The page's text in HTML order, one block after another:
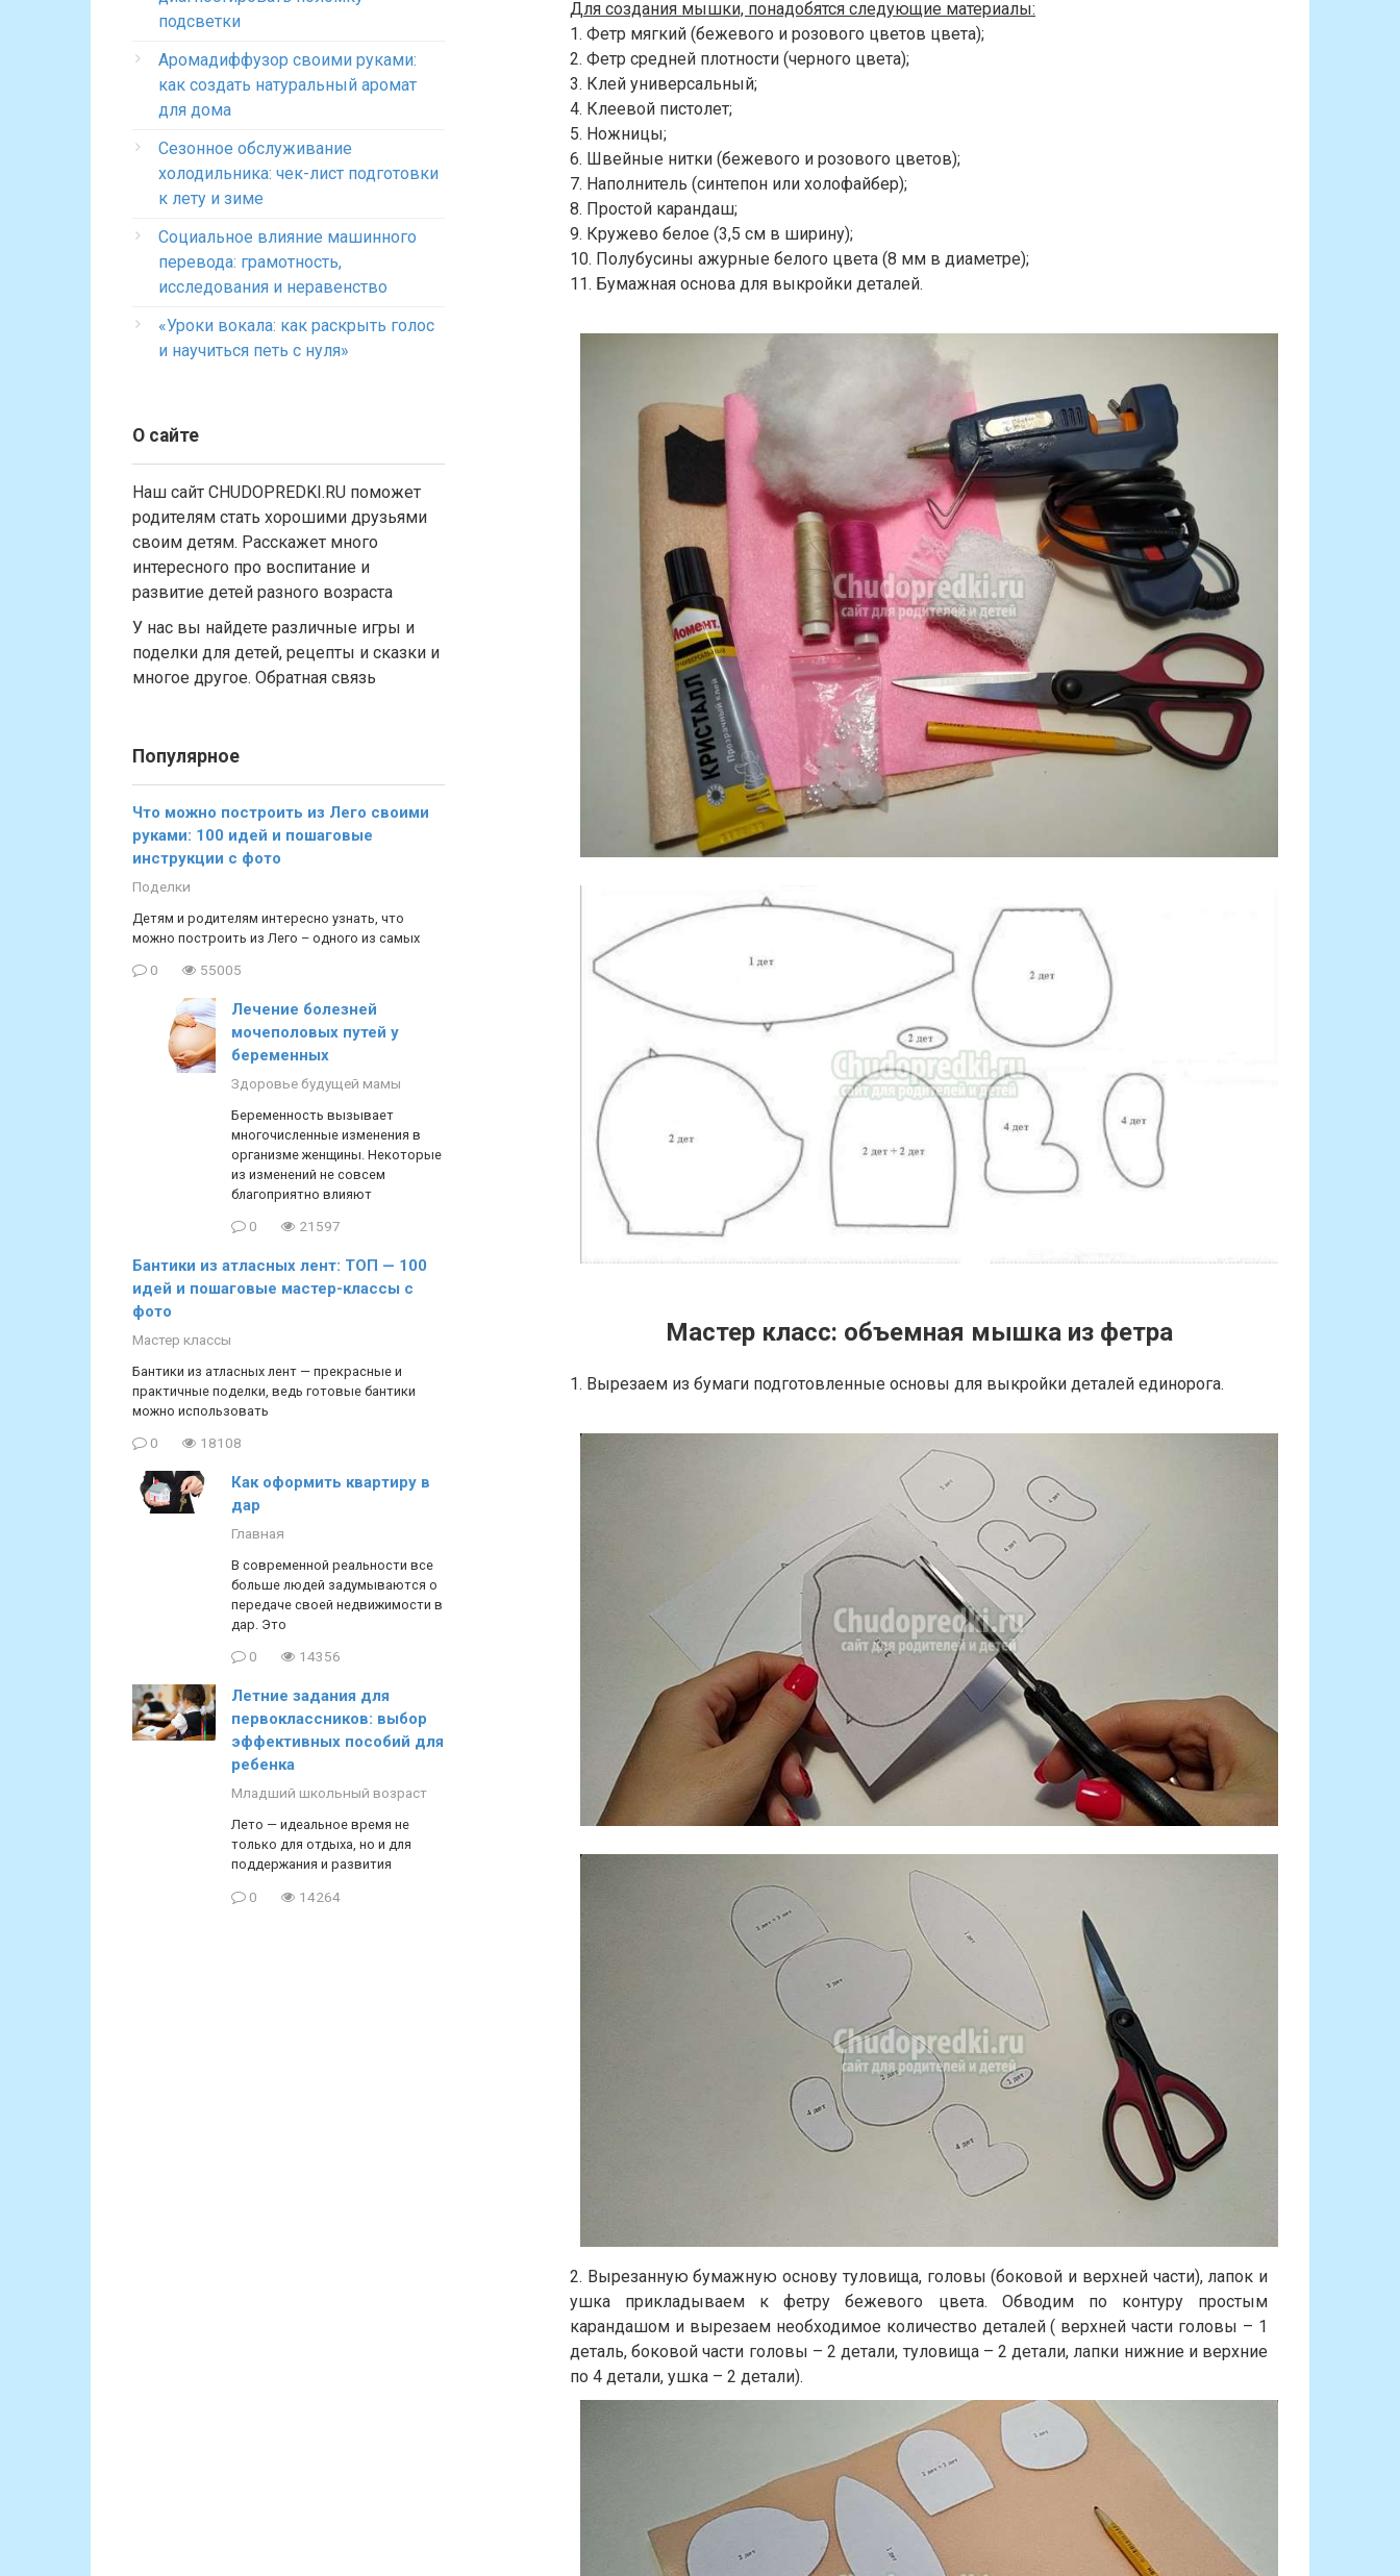
Для создания мышки, понадобятся следующие материалы:
1. Фетр мягкий (бежевого и розового цветов цвета);
2. Фетр средней плотности (черного цвета);
3. Клей универсальный;
4. Клеевой пистолет;
5. Ножницы;
6. Швейные нитки (бежевого и розового цветов);
7. Наполнитель (синтепон или холофайбер);
8. Простой карандаш;
9. Кружево белое (3,5 см в ширину);
10. Полубусины ажурные белого цвета (8 мм в диаметре);
11. Бумажная основа для выкройки деталей.
Мастер класс: объемная мышка из фетра
1. Вырезаем из бумаги подготовленные основы для выкройки деталей единорога.
2. Вырезанную бумажную основу туловища, головы (боковой и верхней части), лапок и
ушка прикладываем к фетру бежевого цвета. Обводим по контуру простым
карандашом и вырезаем необходимое количество деталей ( верхней части головы – 1
деталь, боковой части головы – 2 детали, туловища – 2 детали, лапки нижние и верхние
по 4 детали, ушка – 2 детали).
подсветки
Аромадиффузор своими руками:
как создать натуральный аромат
для дома
Сезонное обслуживание
холодильника: чек-лист подготовки
к лету и зиме
Социальное влияние машинного
перевода: грамотность,
исследования и неравенство
«Уроки вокала: как раскрыть голос
и научиться петь с нуля»
О сайте
Наш сайт CHUDOPREDKI.RU поможет
родителям стать хорошими друзьями
своим детям. Расскажет много
интересного про воспитание и
развитие детей разного возраста
У нас вы найдете различные игры и
поделки для детей, рецепты и сказки и
многое другое. Обратная связь
Популярное
Что можно построить из Лего своими
руками: 100 идей и пошаговые
инструкции с фото
Поделки
Детям и родителям интересно узнать, что
можно построить из Лего – одного из самых
0 55005
Лечение болезней
мочеполовых путей у
беременных
Здоровье будущей мамы
Беременность вызывает
многочисленные изменения в
организме женщины. Некоторые
из изменений не совсем
благоприятно влияют
0 21597
Бантики из атласных лент: ТОП — 100
идей и пошаговые мастер-классы с
фото
Мастер классы
Бантики из атласных лент — прекрасные и
практичные поделки, ведь готовые бантики
можно использовать
0 18108
Как оформить квартиру в
дар
Главная
В современной реальности все
больше людей задумываются о
передаче своей недвижимости в
дар. Это
0 14356
Летние задания для
первоклассников: выбор
эффективных пособий для
ребенка
Младший школьный возраст
Лето — идеальное время не
только для отдыха, но и для
поддержания и развития
0 14264